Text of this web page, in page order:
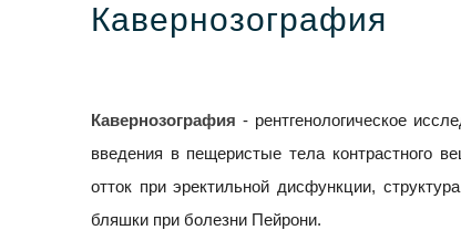
Кавернозография
Кавернозография - рентгенологическое
введения в пещеристые тела контрастного
отток при эректильной дисфункции,
бляшки при болезни Пейрони.